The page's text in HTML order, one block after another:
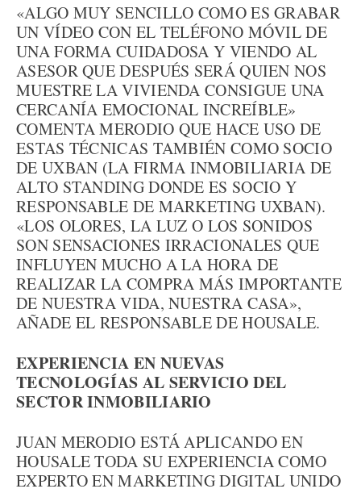
«ALGO MUY SENCILLO COMO ES GRABAR
UN VÍDEO CON EL TELÉFONO MÓVIL DE
UNA FORMA CUIDADOSA Y VIENDO AL
ASESOR QUE DESPUÉS SERÁ QUIEN NOS
MUESTRE LA VIVIENDA CONSIGUE UNA
CERCANÍA EMOCIONAL INCREÍBLE»
COMENTA MERODIO QUE HACE USO DE
ESTAS TÉCNICAS TAMBIÉN COMO SOCIO
DE UXBAN (LA FIRMA INMOBILIARIA DE
ALTO STANDING DONDE ES SOCIO Y
RESPONSABLE DE MARKETING UXBAN).
«LOS OLORES, LA LUZ O LOS SONIDOS
SON SENSACIONES IRRACIONALES QUE
INFLUYEN MUCHO A LA HORA DE
REALIZAR LA COMPRA MÁS IMPORTANTE
DE NUESTRA VIDA, NUESTRA CASA»,
AÑADE EL RESPONSABLE DE HOUSALE.
EXPERIENCIA EN NUEVAS
TECNOLOGÍAS AL SERVICIO DEL
SECTOR INMOBILIARIO
JUAN MERODIO ESTÁ APLICANDO EN
HOUSALE TODA SU EXPERIENCIA COMO
EXPERTO EN MARKETING DIGITAL UNIDO